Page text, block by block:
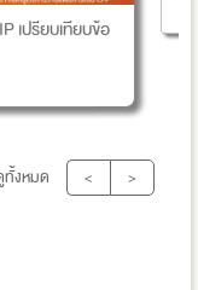
เปรียบเทียบข้อ
ทั้งหมด < >